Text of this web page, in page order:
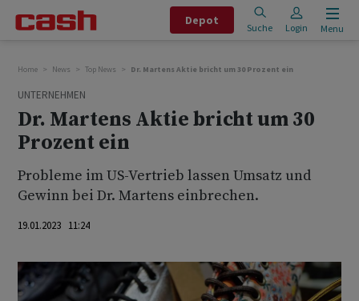
Depot
Suche Login Menu
Home News Top News Dr. Martens Aktie bricht um 30 Prozent ein
UNTERNEHMEN
Dr. Martens Aktie bricht um 30
Prozent ein
Probleme im US-Vertrieb lassen Umsatz und
Gewinn bei Dr. Martens einbrechen.
19.01.2023 11:24